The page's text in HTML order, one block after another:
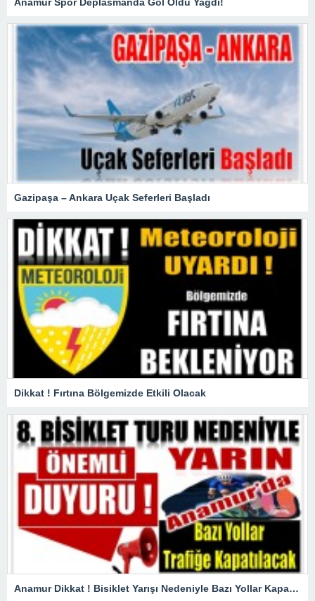
Gazipaşa – Ankara Uçak Seferleri Başladı
Dikkat ! Fırtına Bölgemizde Etkili Olacak
Anamur Dikkat ! Bisiklet Yarışı Nedeniyle Bazı Yollar Kapanacak